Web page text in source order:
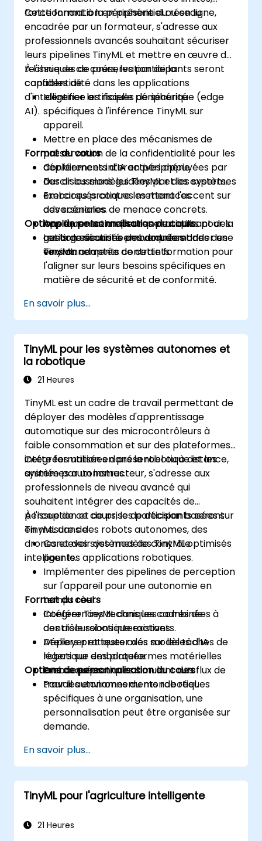
fonctionnant à la périphérie du réseau.
Cette formation en présentiel ou en ligne,
encadrée par un formateur, s'adresse aux
professionnels avancés souhaitant sécuriser
leurs pipelines TinyML et mettre en œuvre des
techniques de préservation de la
confidentialité dans les applications
d'intelligence artificielle périphérique (edge
AI).
À l'issue de ce cours, les participants seront
capables de :
Identifier les risques de sécurité
spécifiques à l'inférence TinyML sur
appareil.
Mettre en place des mécanismes de
préservation de la confidentialité pour les
déploiements d'IA en périphérie.
Durcir les modèles TinyML et les systèmes
embarqués contre les menaces
adversariales.
Appliquer les meilleures pratiques pour la
gestion sécurisée des données dans des
environnements contraints.
Format du cours
Conférences interactives appuyées par
des discussions guidées par des experts.
Exercices pratiques mettant l'accent sur
des scénarios de menace concrets.
Implémentation pratique en utilisant des
outils de sécurité embarquée et de
TinyML.
Options de personnalisation du cours
Les organisations peuvent demander une
version adaptée de cette formation pour
l'aligner sur leurs besoins spécifiques en
matière de sécurité et de conformité.
En savoir plus...
TinyML pour les systèmes autonomes et
la robotique
21 Heures
TinyML est un cadre de travail permettant de
déployer des modèles d'apprentissage
automatique sur des microcontrôleurs à
faible consommation et sur des plateformes
intégrées utilisées dans la robotique et les
systèmes autonomes.
Cette formation en présentiel ou à distance,
animée par un instructeur, s'adresse aux
professionnels de niveau avancé qui
souhaitent intégrer des capacités de
perception et de prise de décision basées sur
TinyML dans des robots autonomes, des
drones et des systèmes de contrôle
intelligents.
À l'issue de ce cours, les participants seront
en mesure de :
Concevoir des modèles TinyML optimisés
pour les applications robotiques.
Implémenter des pipelines de perception
sur l'appareil pour une autonomie en
temps réel.
Intégrer TinyML dans les cadres de
contrôle robotique existants.
Déployer et tester des modèles d'IA
légers sur des plateformes matérielles
embarquées.
Format du cours
Conférences techniques combinées à
des discussions interactives.
Ateliers pratiques axés sur les tâches de
robotique embarquée.
Exercices pratiques simulant des flux de
travail autonomes du monde réel.
Options de personnalisation du cours
Pour les environnements robotiques
spécifiques à une organisation, une
personnalisation peut être organisée sur
demande.
En savoir plus...
TinyML pour l'agriculture intelligente
21 Heures